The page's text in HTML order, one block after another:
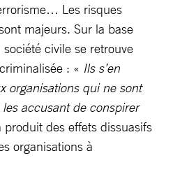
Les risques
majeurs. Sur la base
civile se retrouve
: « Ils s’en
organisations qui ne sont
les accusant de conspirer
des effets dissuasifs
organisations à